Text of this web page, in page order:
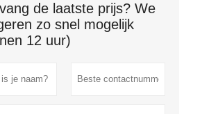
de laatste prijs? We
zo snel mogelijk
12 uur)